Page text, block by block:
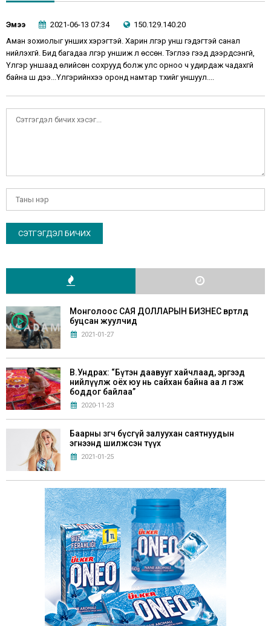
Эмээ 2021-06-13 07:34
150.129.140.20
Аман зохиолыг унших хэрэгтэй. Харин үлгэр унш гэдэгтэй санал
нийлэхгүй. Бид багадаа үлгэр уншиж л өссөн. Тэглээ гээд дээрдсэнгүй,
Үлгэр уншаад өлийсөн сохрууд болж улс орноо ч удирдаж чадахгүй
байна шүү дээ...Үлгэрийнхээ оронд намтар түүхийг уншуул....
Монголоос САЯ ДОЛЛАРЫН БИЗНЕС өвөртлөөд
буцсан жуулчид
2021-01-27
В.Ундрах: “Бүтэн даавууг хайчлаад, эргээд
нийлүүлж оёх юу нь сайхан байна аа л гэж
боддог байлаа”
2020-11-23
Баарны зөөгч бүсгүй залуухан саятнуудын
эгнээнд шилжсэн түүх
2021-01-25
Г.Билгүүдэй: “Хүүхдүүддээ Монгол аман
зохиол, үлгэрүүдийг маш сайн уншуулах
хэрэгтэй”
2021-05-28
Хөл хорионы үед эрхэлж болох 6 бизнес санаа
2020-11-21
Б.Болдбаатар: “Нэг талаас хобби, нөгөө талаас